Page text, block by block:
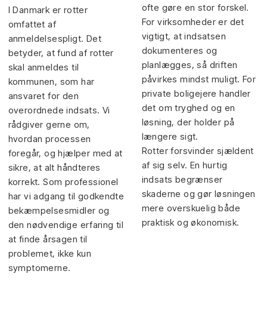
I Danmark er rotter
omfattet af
anmeldelsespligt. Det
betyder, at fund af rotter
skal anmeldes til
kommunen, som har
ansvaret for den
overordnede indsats. Vi
rådgiver gerne om,
hvordan processen
foregår, og hjælper med at
sikre, at alt håndteres
korrekt. Som professionel
har vi adgang til godkendte
bekæmpelsesmidler og
den nødvendige erfaring til
at finde årsagen til
problemet, ikke kun
symptomerne.
ofte gøre en stor forskel.
For virksomheder er det
vigtigt, at indsatsen
dokumenteres og
planlægges, så driften
påvirkes mindst muligt. For
private boligejere handler
det om tryghed og en
løsning, der holder på
længere sigt.
Rotter forsvinder sjældent
af sig selv. En hurtig
indsats begrænser
skaderne og gør løsningen
mere overskuelig både
praktisk og økonomisk.